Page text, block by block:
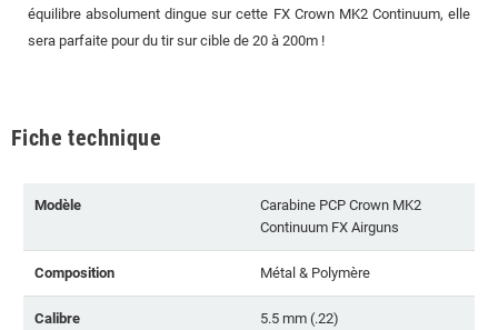
équilibre absolument dingue sur cette FX Crown MK2 Continuum, elle
sera parfaite pour du tir sur cible de 20 à 200m !
Fiche technique
Modèle
Carabine PCP Crown MK2
Continuum FX Airguns
Composition Métal & Polymère
Calibre
5.5 mm (.22)